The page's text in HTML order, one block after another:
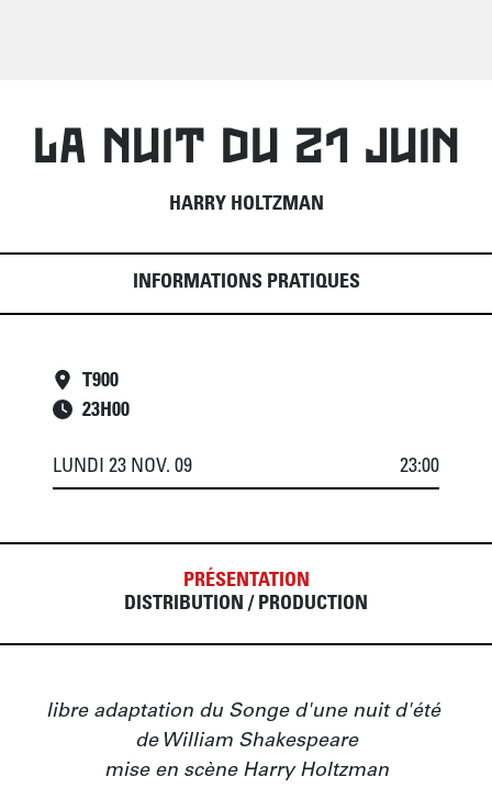
LA NUIT DU 21 JUIN
HARRY HOLTZMAN
INFORMATIONS PRATIQUES
T900
23H00
LUNDI 23 NOV. 09 23:00
PRÉSENTATION
DISTRIBUTION / PRODUCTION
libre adaptation du Songe d'une nuit d'été
de William Shakespeare
mise en scène Harry Holtzman